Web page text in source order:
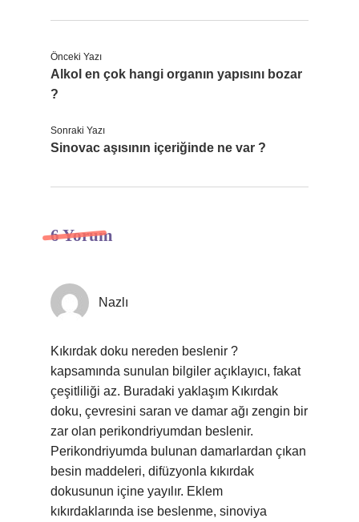
Önceki Yazı
Alkol en çok hangi organın yapısını bozar
?
Sonraki Yazı
Sinovac aşısının içeriğinde ne var ?
6 Yorum
Nazlı
Kıkırdak doku nereden beslenir ?
kapsamında sunulan bilgiler açıklayıcı, fakat
çeşitliliği az. Buradaki yaklaşım Kıkırdak
doku, çevresini saran ve damar ağı zengin bir
zar olan perikondriyumdan beslenir.
Perikondriyumda bulunan damarlardan çıkan
besin maddeleri, difüzyonla kıkırdak
dokusunun içine yayılır. Eklem
kıkırdaklarında ise beslenme, sinoviya